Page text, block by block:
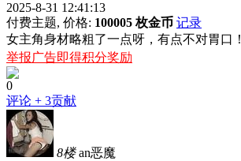
2025-8-31 12:41:13
付费主题, 价格: 100005 枚金币 记录
女主角身材略粗了一点呀，有点不对胃口！
举报广告即得积分奖励
0
评论 + 3贡献
8楼 an恶魔